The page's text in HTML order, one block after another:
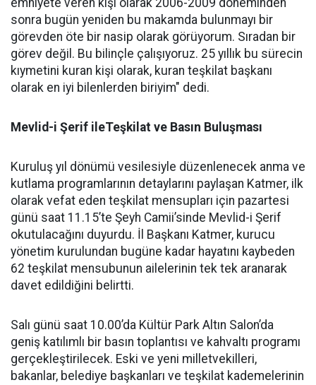
emniyete veren kişi olarak 2006-2009 döneminden
sonra bugün yeniden bu makamda bulunmayı bir
görevden öte bir nasip olarak görüyorum. Sıradan bir
görev değil. Bu bilinçle çalışıyoruz. 25 yıllık bu sürecin
kıymetini kuran kişi olarak, kuran teşkilat başkanı
olarak en iyi bilenlerden biriyim" dedi.
Mevlid-i Şerif ileTeşkilat ve Basın Buluşması
Kuruluş yıl dönümü vesilesiyle düzenlenecek anma ve
kutlama programlarının detaylarını paylaşan Katmer, ilk
olarak vefat eden teşkilat mensupları için pazartesi
günü saat 11.15’te Şeyh Camii’sinde Mevlid-i Şerif
okutulacağını duyurdu. İl Başkanı Katmer, kurucu
yönetim kurulundan bugüne kadar hayatını kaybeden
62 teşkilat mensubunun ailelerinin tek tek aranarak
davet edildiğini belirtti.
Salı günü saat 10.00’da Kültür Park Altın Salon’da
geniş katılımlı bir basın toplantısı ve kahvaltı programı
gerçekleştirilecek. Eski ve yeni milletvekilleri,
bakanlar, belediye başkanları ve teşkilat kademelerinin